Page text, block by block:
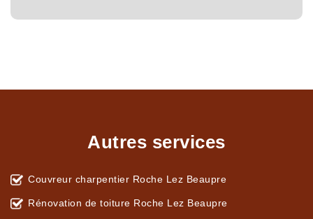
Autres services
Couvreur charpentier Roche Lez Beaupre
Rénovation de toiture Roche Lez Beaupre